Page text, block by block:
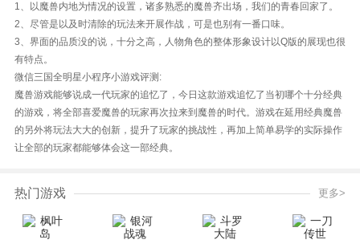
1、以魔兽内地为情况的设置，诸多熟悉的魔兽齐出场，我们的青春回家了。
2、尽管是以及时清除的玩法来开展作战，可是也别有一番口味。
3、界面的品质没的说，十分之高，人物角色的整体形象设计以Q版的展现也很
有特点。
微信三国全明星小程序小游戏评测:
魔兽游戏能够说成一代玩家的追忆了，今日这款游戏追忆了当初哪个十分经典
的游戏，将全部喜爱魔兽的玩家再次拉来到魔兽的时代。游戏在延用经典魔兽
的另外将玩法大大的创新，提升了玩家的挑战性，再加上简单易学的实际操作
让全部的玩家都能够体会这一部经典。
热门游戏 更多>